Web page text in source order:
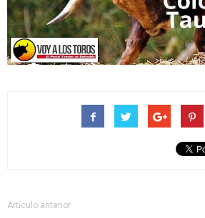
Artículo anterior